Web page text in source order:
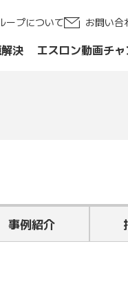
決 エスロン動画チ
ープについて お問い合
事例紹介